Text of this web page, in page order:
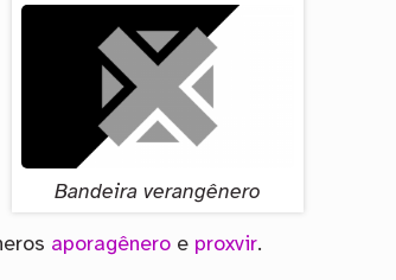
Bandeira verangênero
aporagênero e proxvir.